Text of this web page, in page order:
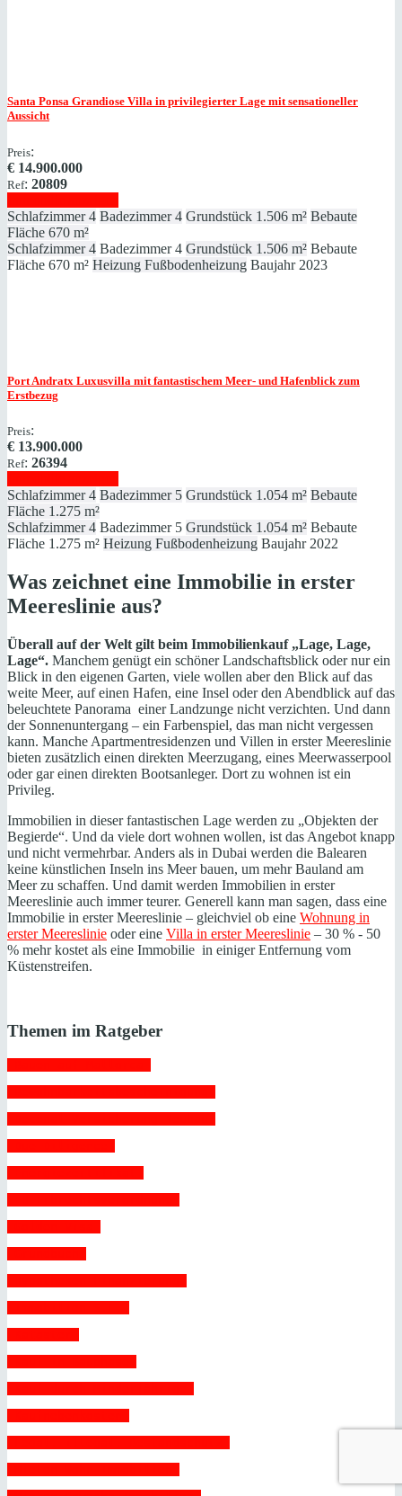
Santa Ponsa Grandiose Villa in privilegierter Lage mit sensationeller
Aussicht
Preis:
€ 14.900.000
Ref: 20809
Schlafzimmer 4 Badezimmer 4 Grundstück 1.506 m² Bebaute
Fläche 670 m²
Schlafzimmer 4 Badezimmer 4 Grundstück 1.506 m² Bebaute
Fläche 670 m² Heizung Fußbodenheizung Baujahr 2023
Port Andratx Luxusvilla mit fantastischem Meer- und Hafenblick zum
Erstbezug
Preis:
€ 13.900.000
Ref: 26394
Schlafzimmer 4 Badezimmer 5 Grundstück 1.054 m² Bebaute
Fläche 1.275 m²
Schlafzimmer 4 Badezimmer 5 Grundstück 1.054 m² Bebaute
Fläche 1.275 m² Heizung Fußbodenheizung Baujahr 2022
Was zeichnet eine Immobilie in erster
Meereslinie aus?
Überall auf der Welt gilt beim Immobilienkauf „Lage, Lage,
Lage“. Manchem genügt ein schöner Landschaftsblick oder nur ein
Blick in den eigenen Garten, viele wollen aber den Blick auf das
weite Meer, auf einen Hafen, eine Insel oder den Abendblick auf das
beleuchtete Panorama einer Landzunge nicht verzichten. Und dann
der Sonnenuntergang – ein Farbenspiel, das man nicht vergessen
kann. Manche Apartmentresidenzen und Villen in erster Meereslinie
bieten zusätzlich einen direkten Meerzugang, eines Meerwasserpool
oder gar einen direkten Bootsanleger. Dort zu wohnen ist ein
Privileg.
Immobilien in dieser fantastischen Lage werden zu „Objekten der
Begierde“. Und da viele dort wohnen wollen, ist das Angebot knapp
und nicht vermehrbar. Anders als in Dubai werden die Balearen
keine künstlichen Inseln ins Meer bauen, um mehr Bauland am
Meer zu schaffen. Und damit werden Immobilien in erster
Meereslinie auch immer teurer. Generell kann man sagen, dass eine
Immobilie in erster Meereslinie – gleichviel ob eine Wohnung in
erster Meereslinie oder eine Villa in erster Meereslinie – 30 % - 50
% mehr kostet als eine Immobilie in einiger Entfernung vom
Küstenstreifen.
Themen im Ratgeber